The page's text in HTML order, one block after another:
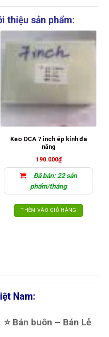
thiệu sản phẩm:
Keo OCA 7 inch ép kính đa
năng
190.000₫
Đã bán: 22 sản
phẩm/tháng
THÊM VÀO GIỎ HÀNG
Nam:
⭐️ Bán buôn – Bán Lẻ